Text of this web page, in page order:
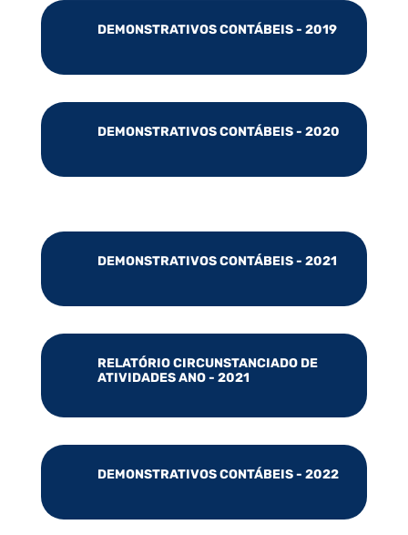
DEMONSTRATIVOS CONTÁBEIS - 2019
DEMONSTRATIVOS CONTÁBEIS - 2020
DEMONSTRATIVOS CONTÁBEIS - 2021
RELATÓRIO CIRCUNSTANCIADO DE
ATIVIDADES ANO - 2021
DEMONSTRATIVOS CONTÁBEIS - 2022